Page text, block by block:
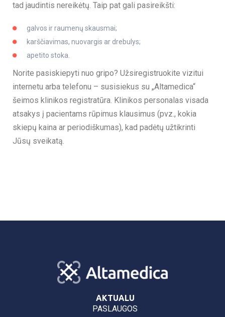
tad jaudintis nereikėtų. Taip pat gali pasireikšti:
galvos ir raumenų skausmai;
karščiavimas, nuovargis ar drebulys;
apetito stoka.
Norite pasiskiepyti nuo gripo? Užsiregistruokite vizitui
internetu arba telefonu – susisiekus su „Altamedica“
šeimos klinikos registratūra. Klinikos personalas visada
atsakys į pacientams rūpimus klausimus (pvz., kokia
skiepų kaina ar periodiškumas), kad padėtų užtikrinti
Jūsų sveikatą.
AKTUALU
PASLAUGOS